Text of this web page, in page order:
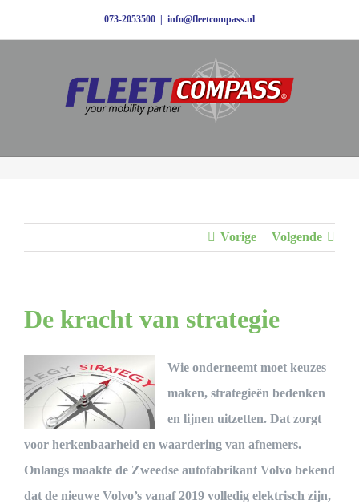
naar
073-2053500 info@fleetcompass.nl
Vorige Volgende
De kracht van strategie
Wie onderneemt moet keuzes
maken, strategieën bedenken
en lijnen uitzetten. Dat zorgt
voor herkenbaarheid en waardering van afnemers.
Onlangs maakte de Zweedse autofabrikant Volvo bekend
dat de nieuwe Volvo’s vanaf 2019 volledig elektrisch zijn,